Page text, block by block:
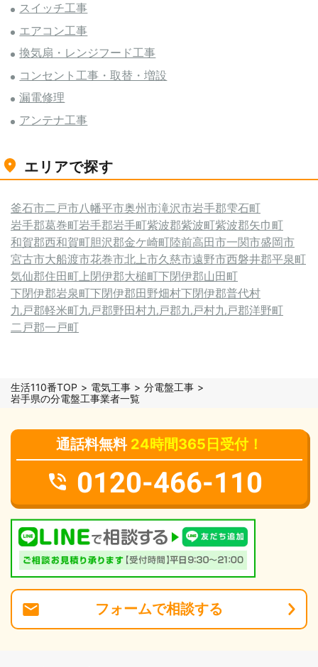
スイッチ工事
エアコン工事
換気扇・レンジフード工事
コンセント工事・取替・増設
漏電修理
アンテナ工事
エリアで探す
釜石市二戸市八幡平市奥州市滝沢市岩手郡雫石町
岩手郡葛巻町岩手郡岩手町紫波郡紫波町紫波郡矢巾町
和賀郡西和賀町胆沢郡金ケ崎町陸前高田市一関市盛岡市
宮古市大船渡市花巻市北上市久慈市遠野市西磐井郡平泉町
気仙郡住田町上閉伊郡大槌町下閉伊郡山田町
下閉伊郡岩泉町下閉伊郡田野畑村下閉伊郡普代村
九戸郡軽米町九戸郡野田村九戸郡九戸村九戸郡洋野町
二戸郡一戸町
生活110番TOP 電気工事
分電盤工事
岩手県の分電盤工事業者一覧
通話料無料 24時間365日受付！
0120-466-110
フォームで相談する